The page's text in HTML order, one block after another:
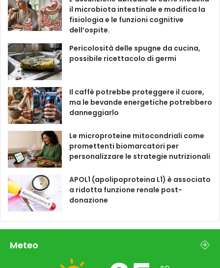
e
b
o
o
k
u
b
e
a
g
r
a
o
k
il microbiota intestinale e modifica la
fisiologia e le funzioni cognitive
dell’ospite.
Pericolosità delle spugne da cucina,
possibile ricettacolo di germi
Il caffè potrebbe proteggere il cuore,
ma le bevande energetiche potrebbero
danneggiarlo
Le microproteine ​​mitocondriali come
promettenti biomarcatori per
personalizzare le strategie nutrizionali
APOL1 (apolipoproteina L1) è associato
a ridotta funzione renale post-
donazione
Meteo